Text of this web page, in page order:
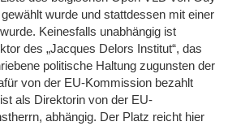
wurde und stattdessen mit einer
Keinesfalls unabhängig ist
des „Jacques Delors Institut“, das
politische Haltung zugunsten der
von der EU-Kommission bezahlt
als Direktorin von der EU-
abhängig. Der Platz reicht hier